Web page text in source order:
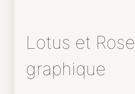
Lotus et
graphique